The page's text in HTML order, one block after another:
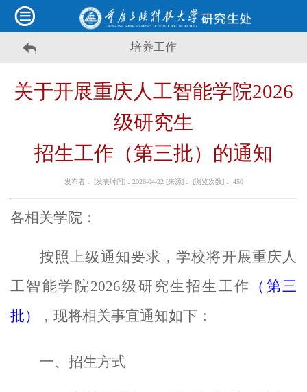
培养工作
关于开展重庆人工智能学院2026
级研究生
招生工作（第三批）的通知
发布者： [发表时间]：2026-04-22 [来源]： [浏览次数]： 450
各相关学院：
按照上级通知要求，学校将开展重庆人
工智能学院2026级研究生招生工作 （第三
批）
，现将相关事宜通知如下：
一、招生方式